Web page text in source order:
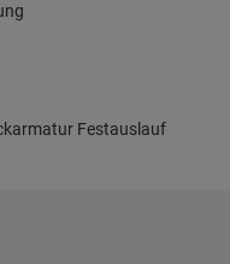
Festauslauf